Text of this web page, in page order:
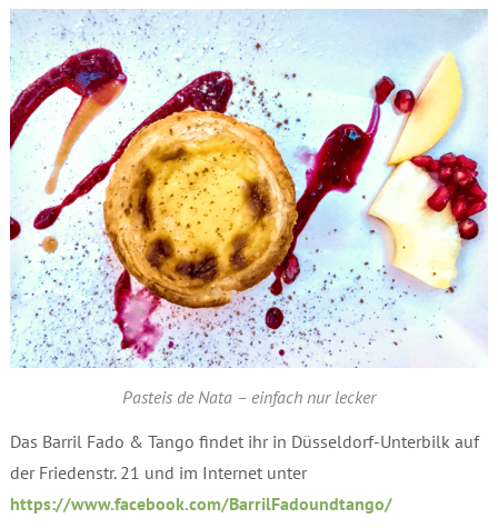
Pasteis de Nata – einfach nur lecker
Das Barril Fado & Tango findet ihr in Düsseldorf-Unterbilk auf
der Friedenstr. 21 und im Internet unter
https://www.facebook.com/BarrilFadoundtango/